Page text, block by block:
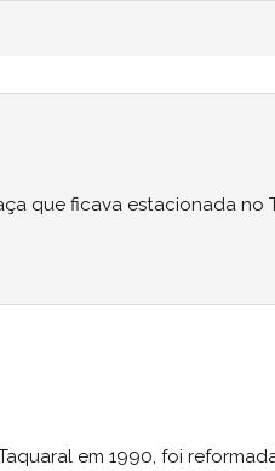
que ficava estacionada no
em 1990, foi